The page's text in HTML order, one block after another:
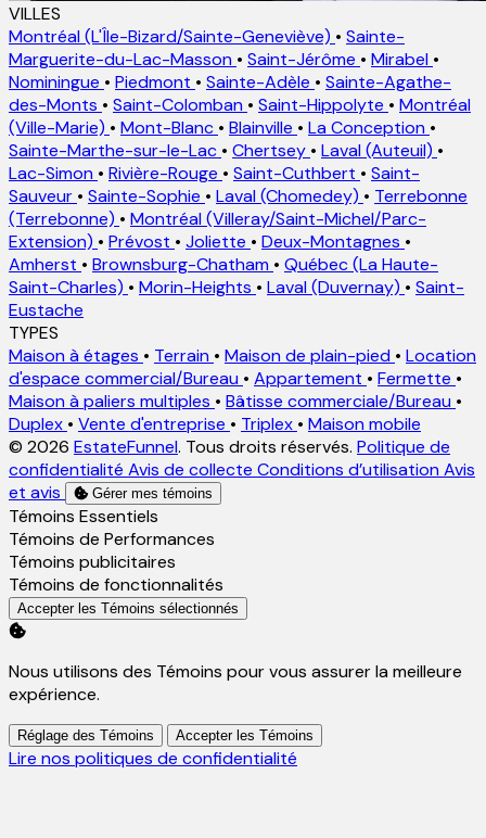
VILLES
Montréal (L'Île-Bizard/Sainte-Geneviève) • Sainte-
Marguerite-du-Lac-Masson • Saint-Jérôme • Mirabel •
Nominingue • Piedmont • Sainte-Adèle • Sainte-Agathe-
des-Monts • Saint-Colomban • Saint-Hippolyte • Montréal
(Ville-Marie) • Mont-Blanc • Blainville • La Conception •
Sainte-Marthe-sur-le-Lac • Chertsey • Laval (Auteuil) •
Lac-Simon • Rivière-Rouge • Saint-Cuthbert • Saint-
Sauveur • Sainte-Sophie • Laval (Chomedey) • Terrebonne
(Terrebonne) • Montréal (Villeray/Saint-Michel/Parc-
Extension) • Prévost • Joliette • Deux-Montagnes •
Amherst • Brownsburg-Chatham • Québec (La Haute-
Saint-Charles) • Morin-Heights • Laval (Duvernay) • Saint-
Eustache
TYPES
Maison à étages • Terrain • Maison de plain-pied • Location
d'espace commercial/Bureau • Appartement • Fermette •
Maison à paliers multiples • Bâtisse commerciale/Bureau •
Duplex • Vente d'entreprise • Triplex • Maison mobile
© 2026 EstateFunnel. Tous droits réservés. Politique de
confidentialité Avis de collecte Conditions d’utilisation Avis
et avis
Gérer mes témoins
Activer
Témoins Essentiels
Activer
Témoins de Performances
Activer
Témoins publicitaires
Activer
Témoins de fonctionnalités
Accepter les Témoins sélectionnés
Nous utilisons des Témoins pour vous assurer la meilleure
expérience.
Réglage des Témoins Accepter les Témoins
Lire nos politiques de confidentialité